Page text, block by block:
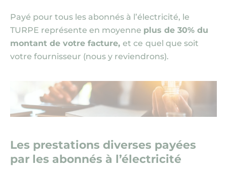
Payé pour tous les abonnés à l’électricité, le
TURPE représente en moyenne plus de 30% du
montant de votre facture, et ce quel que soit
votre fournisseur (nous y reviendrons).
Les prestations diverses payées
par les abonnés à l’électricité